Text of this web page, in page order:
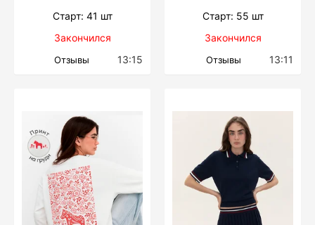
Cтарт: 41 шт
Закончился
Отзывы 13:15
Cтарт: 55 шт
Закончился
Отзывы 13:11